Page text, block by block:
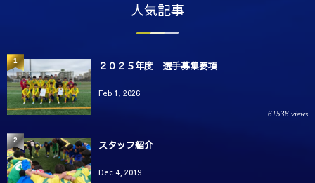
人気記事
２０２５年度 選手募集要項
Feb 1, 2026
61538 views
1
スタッフ紹介
Dec 4, 2019
2